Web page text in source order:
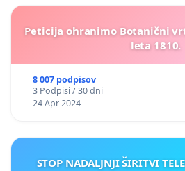
Peticija ohranimo Botanični
leta 1810.
8 007 podpisov
3 Podpisi / 30 dni
24 Apr 2024
STOP NADALJNJI ŠIRITVI